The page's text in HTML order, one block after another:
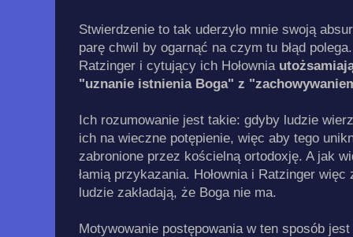
Stwierdzenie to tak uderzyło mnie swoją
parę chwil by ogarnąć na czym tu błąd
Ratzinger i cytujący ich Hołownia
"uznanie istnienia Boga" z
Ich rozumowanie jest takie: gdyby ludzie
ich na wieczne potępienie, więc aby tego
zabronione przez kościelną ortodoxję. A jak
łamią przykazania. Hołownia i Ratzinger więc
ludzie zakładają, że Boga nie ma.
Motywowanie postępowania w ten sposób